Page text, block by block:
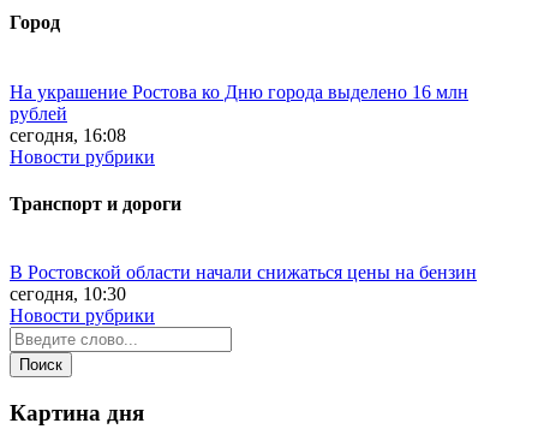
Город
На украшение Ростова ко Дню города выделено 16 млн
рублей
сегодня, 16:08
Новости рубрики
Транспорт и дороги
В Ростовской области начали снижаться цены на бензин
сегодня, 10:30
Новости рубрики
Картина дня